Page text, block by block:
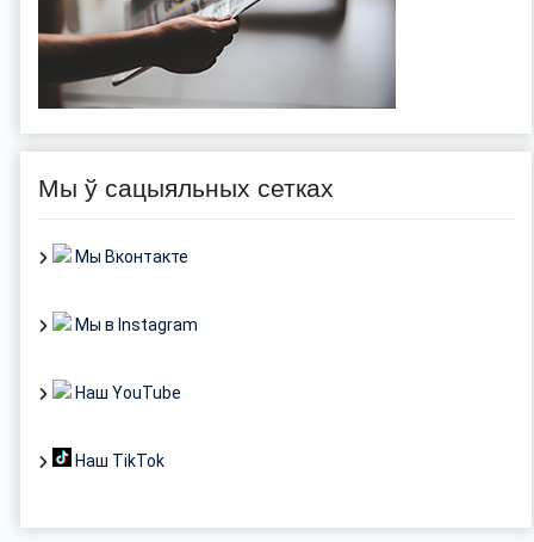
Мы ў сацыяльных сетках
Мы Вконтакте
Мы в Instagram
Наш YouTube
Наш TikTok